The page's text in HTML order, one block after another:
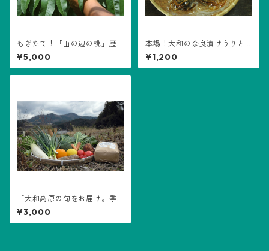
もぎたて！「山の辺の桃」歴
史を紡ぐ山の辺の道から特別
な贈り物
¥5,000
本場！大和の奈良漬けうりと
きゅうりの２本セット
¥1,200
「大和高原の旬をお届け。季
節の野菜おまかせセット（お
得な詰め合わせ）」
¥3,000